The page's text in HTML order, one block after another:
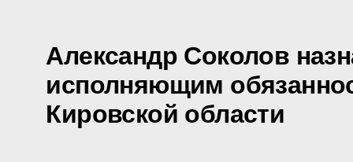
Александр Соколов
исполняющим
Кировской области